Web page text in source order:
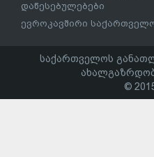
დაწესებულებები
ევროკავშირი
საქართველოს
©